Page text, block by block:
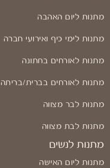
מתנות ליום האהבה
מתנות לימי כיף ואירועי חברה
מתנות לאורחים בחתונה
מתנות לאורחים בברית/בריתה
מתנות לבר מצווה
מתנות לבת מצווה
מתנות לנשים
מתנות ליום האישה